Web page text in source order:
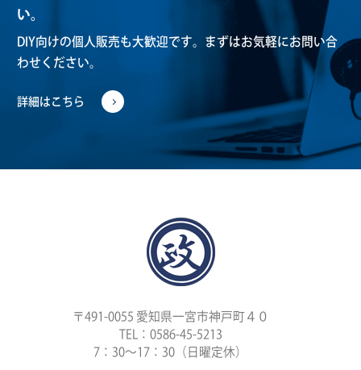
い。
DIY向けの個人販売も大歓迎です。 まずはお気軽にお問い合
わせください。
詳細はこちら
〒491-0055 愛知県一宮市神戸町４０
TEL：0586-45-5213
7：30〜17：30（日曜定休）